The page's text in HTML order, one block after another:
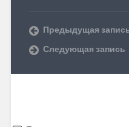
Предыдущая
Следующая запись